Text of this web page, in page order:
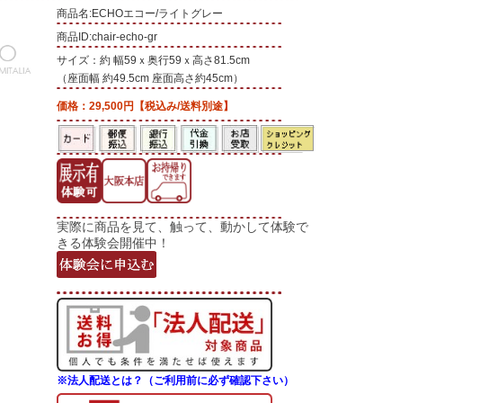
商品名:ECHOエコー/ライトグレー
商品ID:chair-echo-gr
サイズ：約 幅59ｘ奥行59ｘ高さ81.5cm
（座面幅 約49.5cm 座面高さ約45cm）
価格：29,500円【税込み/送料別途】
実際に商品を見て、触って、動かして体験で
きる体験会開催中！
※法人配送とは？（ご利用前に必ず確認下さい）